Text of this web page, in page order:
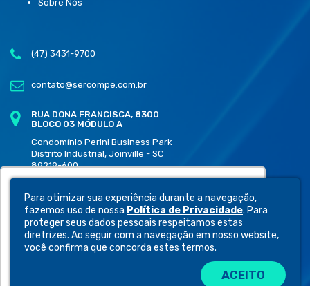
experiência, melhorar o desempenho,
analisar como você interage em nosso site e
personalizar conteúdo.
Aceitar Cookies
Sobre Nós
(47) 3431-9700
contato@sercompe.com.br
RUA DONA FRANCISCA, 8300
BLOCO 03 MÓDULO A
Condomínio Perini Business Park
Distrito Industrial, Joinville - SC
89219-600
Para otimizar sua experiência durante a navegação,
fazemos uso de nossa Política de Privacidade. Para
proteger seus dados pessoais respeitamos estas
diretrizes. Ao seguir com a navegação em nosso website,
você confirma que concorda estes termos.
ACEITO